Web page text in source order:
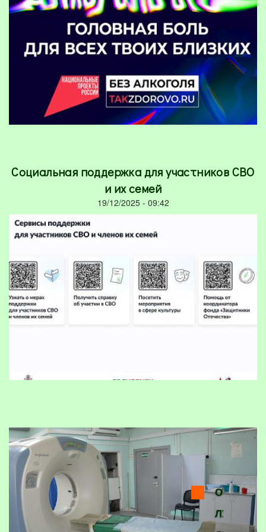
Социальная поддержка для участников СВО
и их семей
19/12/2025 - 09:42
ЛУЧЕВОЙ